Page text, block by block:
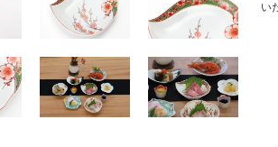
い